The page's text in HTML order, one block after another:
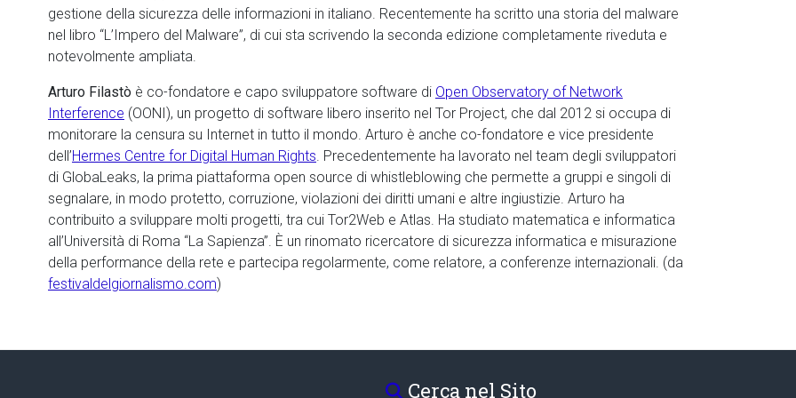
gestione della sicurezza delle informazioni in italiano. Recentemente ha scritto una storia del malware
nel libro “L’Impero del Malware”, di cui sta scrivendo la seconda edizione completamente riveduta e
notevolmente ampliata.
Arturo Filastò è co-fondatore e capo sviluppatore software di Open Observatory of Network
Interference (OONI), un progetto di software libero inserito nel Tor Project, che dal 2012 si occupa di
monitorare la censura su Internet in tutto il mondo. Arturo è anche co-fondatore e vice presidente
dell’Hermes Centre for Digital Human Rights. Precedentemente ha lavorato nel team degli sviluppatori
di GlobaLeaks, la prima piattaforma open source di whistleblowing che permette a gruppi e singoli di
segnalare, in modo protetto, corruzione, violazioni dei diritti umani e altre ingiustizie. Arturo ha
contribuito a sviluppare molti progetti, tra cui Tor2Web e Atlas. Ha studiato matematica e informatica
all’Università di Roma “La Sapienza”. È un rinomato ricercatore di sicurezza informatica e misurazione
della performance della rete e partecipa regolarmente, come relatore, a conferenze internazionali. (da
festivaldelgiornalismo.com)
Cerca nel Sito